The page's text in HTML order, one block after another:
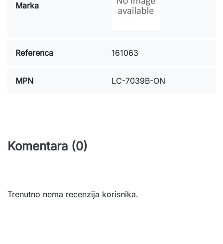
Marka
Referenca 161063
MPN LC-7039B-ON
Komentara (0)
Trenutno nema recenzija korisnika.